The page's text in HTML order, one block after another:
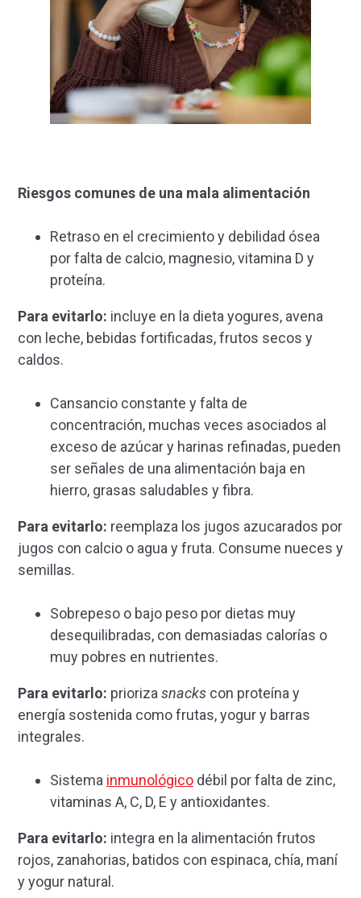
Riesgos comunes de una mala alimentación
Retraso en el crecimiento y debilidad ósea
por falta de calcio, magnesio, vitamina D y
proteína.
Para evitarlo: incluye en la dieta yogures, avena
con leche, bebidas fortificadas, frutos secos y
caldos.
Cansancio constante y falta de
concentración, muchas veces asociados al
exceso de azúcar y harinas refinadas, pueden
ser señales de una alimentación baja en
hierro, grasas saludables y fibra.
Para evitarlo: reemplaza los jugos azucarados por
jugos con calcio o agua y fruta. Consume nueces y
semillas.
Sobrepeso o bajo peso por dietas muy
desequilibradas, con demasiadas calorías o
muy pobres en nutrientes.
Para evitarlo: prioriza snacks con proteína y
energía sostenida como frutas, yogur y barras
integrales.
Sistema inmunológico débil por falta de zinc,
vitaminas A, C, D, E y antioxidantes.
Para evitarlo: integra en la alimentación frutos
rojos, zanahorias, batidos con espinaca, chía, maní
y yogur natural.